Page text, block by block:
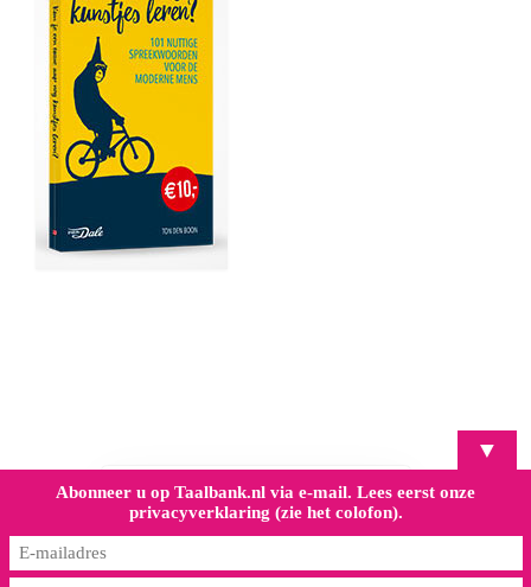
▼
Abonneer u op Taalbank.nl via e-mail. Lees eerst onze
privacyverklaring (zie het colofon).